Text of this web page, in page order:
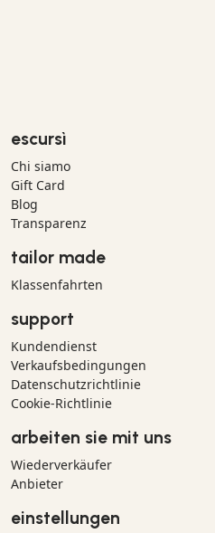
escursì
Chi siamo
Gift Card
Blog
Transparenz
tailor made
Klassenfahrten
support
Kundendienst
Verkaufsbedingungen
Datenschutzrichtlinie
Cookie-Richtlinie
arbeiten sie mit uns
Wiederverkäufer
Anbieter
einstellungen